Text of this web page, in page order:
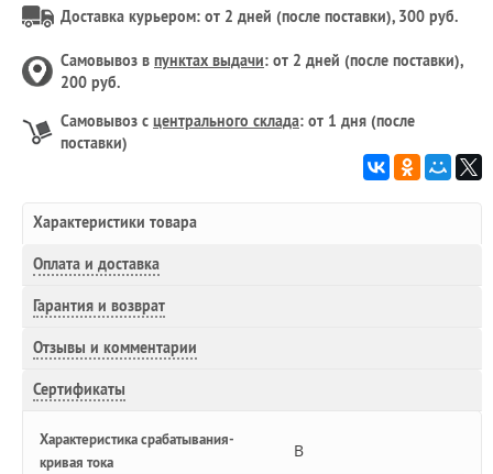
Доставка курьером: от 2 дней (после поставки), 300 руб.
Самовывоз в пунктах выдачи: от 2 дней (после поставки),
200 руб.
Самовывоз с центрального склада: от 1 дня (после
поставки)
Характеристики товара
Оплата и доставка
Гарантия и возврат
Отзывы и комментарии
Сертификаты
Характеристика срабатывания-
кривая тока
B